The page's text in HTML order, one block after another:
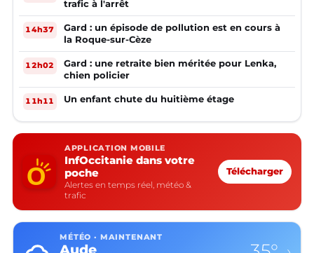
trafic à l'arrêt
14h37
Gard : un épisode de pollution est en cours à
la Roque-sur-Cèze
12h02
Gard : une retraite bien méritée pour Lenka,
chien policier
11h11 Un enfant chute du huitième étage
APPLICATION MOBILE
InfOccitanie dans votre
poche
Alertes en temps réel, météo &
trafic
Télécharger
MÉTÉO · MAINTENANT
Aude